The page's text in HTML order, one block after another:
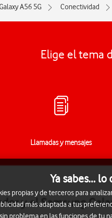
A56 5G Conectividad
Elige el tema
Llamadas y mensajes
y el Samsung
Ya sabes...
propias y de terceros para
más adaptada a tus
problema en las funciones de tu